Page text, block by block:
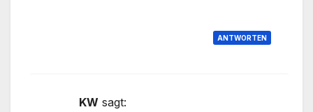
ANTWORTEN
KW sagt: